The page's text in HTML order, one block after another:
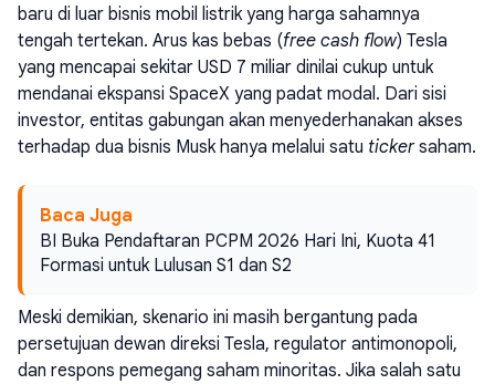
baru di luar bisnis mobil listrik yang harga sahamnya
tengah tertekan. Arus kas bebas (free cash flow) Tesla
yang mencapai sekitar USD 7 miliar dinilai cukup untuk
mendanai ekspansi SpaceX yang padat modal. Dari sisi
investor, entitas gabungan akan menyederhanakan akses
terhadap dua bisnis Musk hanya melalui satu tickersaham.
Baca Juga
BI Buka Pendaftaran PCPM 2026 Hari Ini, Kuota 41
Formasi untuk Lulusan S1 dan S2
Meski demikian, skenario ini masih bergantung pada
persetujuan dewan direksi Tesla, regulator antimonopoli,
dan respons pemegang saham minoritas. Jika salah satu